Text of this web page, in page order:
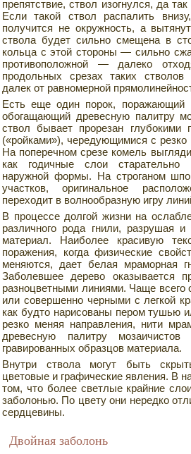
препятствие, ствол изогнулся, да
Если такой ствол распалить
получится не окружность, а
ствола будет сильно смещена в
кольца с этой стороны — сильно
противоположной — далеко
продольных срезах таких
далек от равномерной
Есть еще один порок, поражающий
обогащающий древесную палитру
ствол бывает прорезан глубокими
(«ройками»), чередующимися с
На поперечном срезе комель
как годичные слои старательно
наружной формы. На строганом
участков, оригинальное
переходит в волнообразную игру
В процессе долгой жизни на
различного рода гнили, разрушая
материал. Наиболее красивую
поражения, когда физические
меняются, дает белая мраморная
Заболевшее дерево оказывается
разноцветными линиями. Чаще
или совершенно черными с легкой
как будто нарисованы пером тушью
резко меняя направления, нити
древесную палитру мозаичистов
гравированных образцов материала.
Внутри ствола могут быть
цветовые и графические явления. В
том, что более светлые крайние
заболонью. По цвету они нередко
сердцевины.
Двойная заболонь